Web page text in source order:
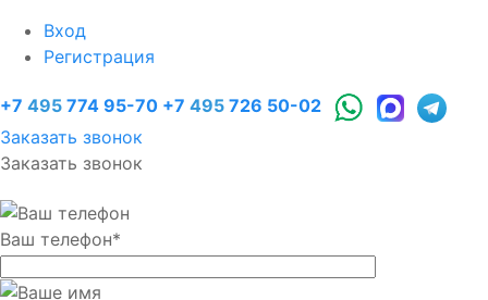
Вход
Регистрация
+7 495 774 95-70 +7 495 726 50-02
Заказать звонок
Заказать звонок
Ваш телефон*